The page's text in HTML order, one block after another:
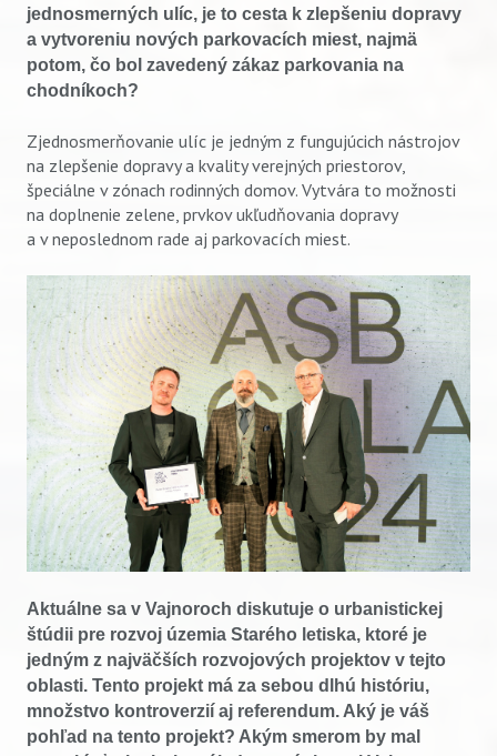
jednosmerných ulíc, je to cesta k zlepšeniu dopravy
a vytvoreniu nových parkovacích miest, najmä
potom, čo bol zavedený zákaz parkovania na
chodníkoch?
Zjednosmerňovanie ulíc je jedným z fungujúcich nástrojov
na zlepšenie dopravy a kvality verejných priestorov,
špeciálne v zónach rodinných domov. Vytvára to možnosti
na doplnenie zelene, prvkov ukľudňovania dopravy
a v neposlednom rade aj parkovacích miest.
Aktuálne sa v Vajnoroch diskutuje o urbanistickej
štúdii pre rozvoj územia Starého letiska, ktoré je
jedným z najväčších rozvojových projektov v tejto
oblasti. Tento projekt má za sebou dlhú históriu,
množstvo kontroverzií aj referendum. Aký je váš
pohľad na tento projekt? Akým smerom by mal